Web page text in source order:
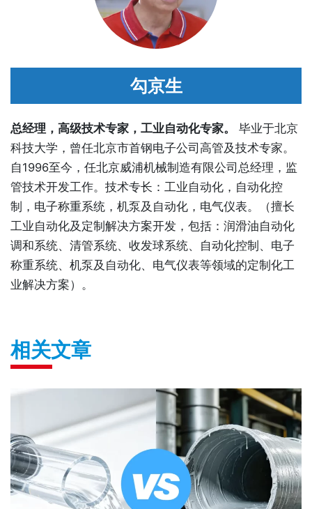
勾京生
总经理，高级技术专家，工业自动化专家。
毕业于北京
科技大学，曾任北京市首钢电子公司高管及技术专家。
自1996至今，任北京威浦机械制造有限公司总经理，监
管技术开发工作。技术专长：工业自动化，自动化控
制，电子称重系统，机泵及自动化，电气仪表。（擅长
工业自动化及定制解决方案开发，包括：润滑油自动化
调和系统、清管系统、收发球系统、自动化控制、电子
称重系统、机泵及自动化、电气仪表等领域的定制化工
业解决方案）。
相关文章